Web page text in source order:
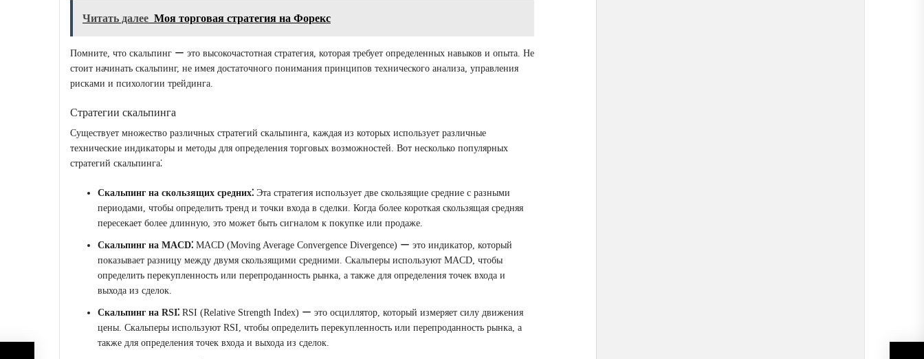
Читать далее Моя торговая стратегия на Форекс
Помните, что скальпинг ー это высокочастотная стратегия, которая требует определенных навыков и опыта. Не
стоит начинать скальпинг, не имея достаточного понимания принципов технического анализа, управления
рисками и психологии трейдинга.
Стратегии скальпинга
Существует множество различных стратегий скальпинга, каждая из которых использует различные
технические индикаторы и методы для определения торговых возможностей. Вот несколько популярных
стратегий скальпинга⁚
Скальпинг на скользящих средних⁚ Эта стратегия использует две скользящие средние с разными
периодами, чтобы определить тренд и точки входа в сделки. Когда более короткая скользящая средняя
пересекает более длинную, это может быть сигналом к покупке или продаже.
Скальпинг на MACD⁚ MACD (Moving Average Convergence Divergence) ー это индикатор, который
показывает разницу между двумя скользящими средними. Скальперы используют MACD, чтобы
определить перекупленность или перепроданность рынка, а также для определения точек входа и
выхода из сделок.
Скальпинг на RSI⁚ RSI (Relative Strength Index) ー это осциллятор, который измеряет силу движения
цены. Скальперы используют RSI, чтобы определить перекупленность или перепроданность рынка, а
также для определения точек входа и выхода из сделок.